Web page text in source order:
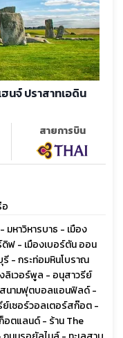
นจ์ ปราสาทเอดิน
สายการบิน
อ
มหาวิหารบาธ - เมือง
ดิฟ - เมืองเบอร์ตัน ออน
รี - กระท่อมหินโบราณ
ลิเวอร์พูล - อนุสาวรีย์
สนามฟุตบอลแอนฟิลด์ -
ย์เซอร์วอลเตอร์สก๊อต -
ตแลนด์ - ร้าน The